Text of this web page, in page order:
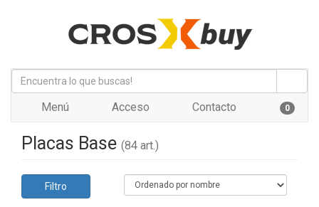
Menú Acceso Contacto 0
Placas Base (84 art.)
Filtro